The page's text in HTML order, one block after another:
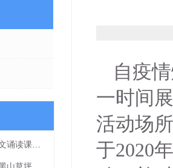
告别生硬朗读！这场散文诵读课带你读出文字细腻感
自疫
一时间
活动场
于2020